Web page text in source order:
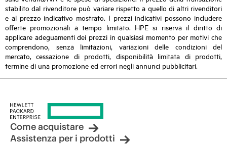
stabilito dal rivenditore può variare rispetto a quello di altri rivenditori
e al prezzo indicativo mostrato. I prezzi indicativi possono includere
offerte promozionali a tempo limitato. HPE si riserva il diritto di
applicare adeguamenti dei prezzi in qualsiasi momento per motivi che
comprendono, senza limitazioni, variazioni delle condizioni del
mercato, cessazione di prodotti, disponibilità limitata di prodotti,
termine di una promozione ed errori negli annunci pubblicitari.
Come acquistare
Assistenza per i prodotti